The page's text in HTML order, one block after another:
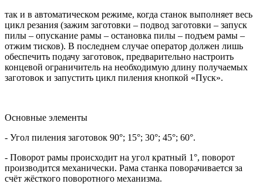
так и в автоматическом режиме, когда станок выполняет весь
цикл резания (зажим заготовки – подвод заготовки – запуск
пилы – опускание рамы – остановка пилы – подъем рамы –
отжим тисков). В последнем случае оператор должен лишь
обеспечить подачу заготовок, предварительно настроить
концевой ограничитель на необходимую длину получаемых
заготовок и запустить цикл пиления кнопкой «Пуск».
Основные элементы
- Угол пиления заготовок 90°; 15°; 30°; 45°; 60°.
- Поворот рамы происходит на угол кратный 1°, поворот
производится механически. Рама станка поворачивается за
счёт жёсткого поворотного механизма.